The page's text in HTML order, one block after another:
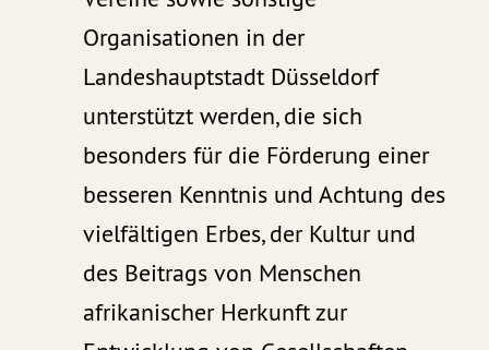
Organisationen in der
Landeshauptstadt Düsseldorf
unterstützt werden, die sich
besonders für die Förderung einer
besseren Kenntnis und Achtung des
vielfältigen Erbes, der Kultur und
des Beitrags von Menschen
afrikanischer Herkunft zur